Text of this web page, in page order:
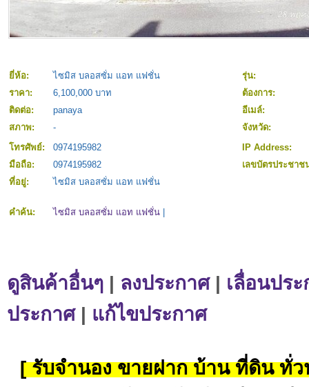
ยี่ห้อ: ไซมิส บลอสซั่ม แอท แฟชั่น
รุ่น:
ราคา:
6,100,000 บาท
ต้องการ:
ติดต่อ:
panaya
อีเมล์:
สภาพ:
-
จังหวัด:
โทรศัพย์:
0974195982
IP Address:
มือถือ:
0974195982
เลขบัตรประชา
ที่อยู่:
ไซมิส บลอสซั่ม แอท แฟชั่น
คำค้น: ไซมิส บลอสซั่ม แอท แฟชั่น
ดูสินค้าอื่นๆ | ลงประกาศ| เลื่อนปร
ประกาศ| แก้ไขประกาศ
[ รับจำนอง ขายฝาก บ้าน ที่ดิน ทั่ว